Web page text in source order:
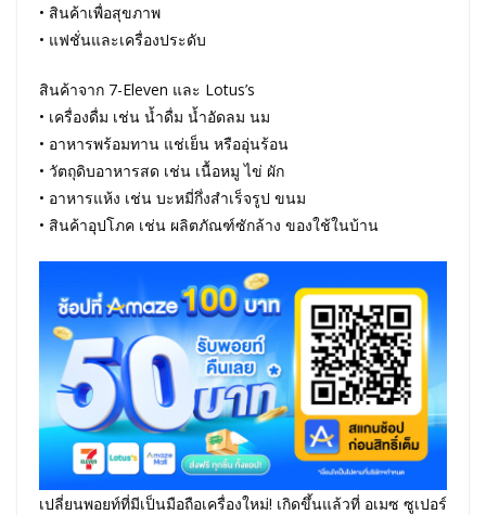
• สินค้าเพื่อสุขภาพ
• แฟชั่นและเครื่องประดับ
สินค้าจาก 7-Eleven และ Lotus’s
• เครื่องดื่ม เช่น น้ำดื่ม น้ำอัดลม นม
• อาหารพร้อมทาน แช่เย็น หรืออุ่นร้อน
• วัตถุดิบอาหารสด เช่น เนื้อหมู ไข่ ผัก
• อาหารแห้ง เช่น บะหมี่กึ่งสำเร็จรูป ขนม
• สินค้าอุปโภค เช่น ผลิตภัณฑ์ซักล้าง ของใช้ในบ้าน
เปลี่ยนพอยท์ที่มีเป็นมือถือเครื่องใหม่! เกิดขึ้นแล้วที่ อเมซ ซูเปอร์